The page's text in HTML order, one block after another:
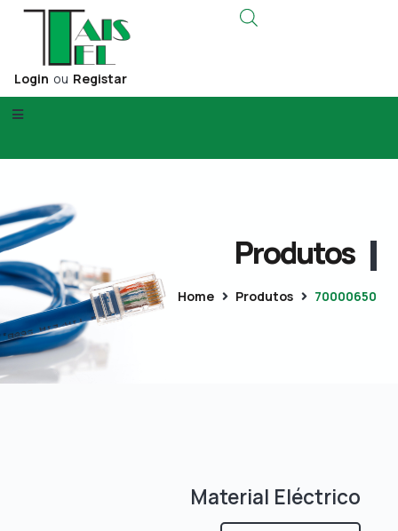
Login ou Registar
Produtos
Home Produtos 70000650
Material Eléctrico